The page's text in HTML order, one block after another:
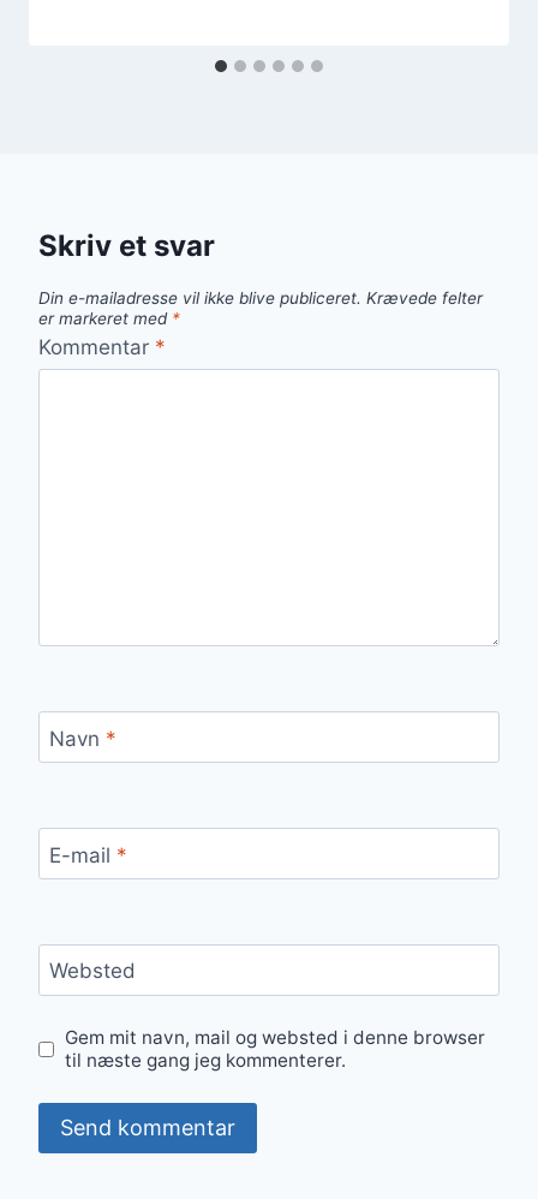
Skriv et svar
Din e-mailadresse vil ikke blive publiceret. Krævede felter
er markeret med *
Kommentar *
Navn *
E-mail *
Websted
Gem mit navn, mail og websted i denne browser
til næste gang jeg kommenterer.